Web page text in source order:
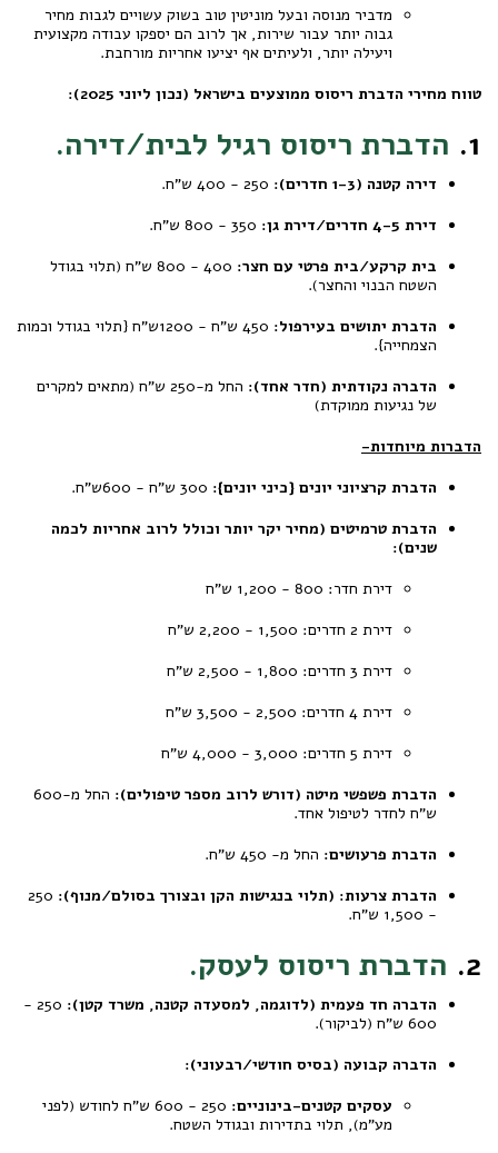
מדביר מנוסה ובעל מוניטין טוב בשוק עשויים לגבות מחיר
גבוה יותר עבור שירות, אך לרוב הם יספקו עבודה מקצועית
ויעילה יותר, ולעיתים אף יציעו אחריות מורחבת.
טווח מחירי הדברת ריסוס ממוצעים בישראל (נכון ליוני 2025):
1. הדברת ריסוס רגיל לבית/דירה.
דירה קטנה (1-3 חדרים):
דירת 4-5 חדרים/דירת גן:
בית קרקע/בית פרטי עם חצר:
400 - 800 ש"ח (תלוי בגודל
השטח הבנוי והחצר).
הדברת יתושים בעירפול:
450 ש"ח - 1200ש"ח {תלוי בגודל וכמות
הצמחייה}.
הדברה נקודתית (חדר אחד):
החל מ-250 ש"ח (מתאים למקרים
של נגיעות ממוקדת)
הדברות מיוחדות-
הדברת קרציוני יונים {כיני יונים}: 300 ש"ח - 600ש"ח.
הדברת טרמיטים (מחיר יקר יותר וכולל לרוב אחריות לכמה
שנים):
דירת חדר: 800 - 1,200 ש"ח
דירת 2 חדרים: 1,500 - 2,200 ש"ח
דירת 3 חדרים: 1,800 - 2,500 ש"ח
דירת 4 חדרים: 2,500 - 3,500 ש"ח
דירת 5 חדרים: 3,000 - 4,000 ש"ח
הדברת פשפשי מיטה (דורש לרוב מספר טיפולים):
החל מ-600
ש"ח לחדר לטיפול אחד.
הדברת פרעושים: החל מ- 450 ש"ח.
הדברת צרעות: (תלוי בנגישות הקן ובצורך בסולם/מנוף): 250
- 1,500 ש"ח.
2. הדברת ריסוס לעסק.
הדברה חד פעמית (לדוגמה, למסעדה קטנה, משרד קטן):
250 -
600 ש"ח (לביקור).
הדברה קבועה (בסיס חודשי/רבעוני):
עסקים קטנים-בינוניים:
250 - 600 ש"ח לחודש (לפני
מע"מ), תלוי בתדירות ובגודל השטח.